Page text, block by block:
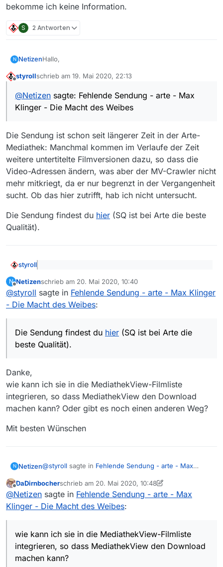
bekomme ich keine Information.
S 2 Antworten
N NetizenHallo,
soweit ich es sehe, habe ich die Checkliste
deshalb möchte ich nun eine fehlende Sendung
melden:
und … danke für die Möglichkeit …
Sendung:Max Klinger - Die Macht des Weibes
Folge: ./.
Link zur Sendung in der Mediathek:
https://www.arte.tv/de/videos/085403-000-A/max-
klinger-die-macht-des-weibes/
Betriebssystem:Win 10
MediathekView-Version:3.5.1
Vielen Dank!
Mit besten Wünschen
styrollschrieb am 19. Mai 2020, 22:13
zuletzt editiert von
@Netizen sagte: Fehlende Sendung - arte - Max
Klinger - Die Macht des Weibes
Die Sendung ist schon seit längerer Zeit in der Arte-
Mediathek: Manchmal kommen im Verlaufe der Zeit
weitere untertitelte Filmversionen dazu, so dass die
Video-Adressen ändern, was aber der MV-Crawler nicht
mehr mitkriegt, da er nur begrenzt in der Vergangenheit
sucht. Ob das hier zutrifft, hab ich nicht untersucht.
Die Sendung findest du hier (SQ ist bei Arte die beste
Qualität).
styroll
Klinger - Die Macht des Weibes
Die Sendung ist schon seit längerer Zeit in der Arte-
Mediathek: Manchmal kommen im Verlaufe der Zeit
weitere untertitelte Filmversionen dazu, so dass die
mehr mitkriegt, da er nur begrenzt in der Vergangenheit
sucht. Ob das hier zutrifft, hab ich nicht untersucht.
Die Sendung findest du
N
Offline
Netizenschrieb am 20. Mai 2020, 10:40
zuletzt editiert von
@styroll sagte in Fehlende Sendung - arte - Max Klinger
- Die Macht des Weibes:
Die Sendung findest du hier (SQ ist bei Arte die
beste Qualität).
Danke,
wie kann ich sie in die MediathekView-Filmliste
integrieren, so dass MediathekView den Download
machen kann? Oder gibt es noch einen anderen Weg?
Mit besten Wünschen
N Netizen@styroll sagte in Fehlende Sendung - arte - Max
Die Sendung findest duhier(SQ ist bei Arte die
beste Qualität).
Danke,
integrieren, so dass MediathekView den Download
machen kann? Oder gibt es noch einen anderen Weg?
Mit besten Wünschen
Offline
DaDirnbocherschrieb am 20. Mai 2020, 10:48
zuletzt editiert von DaDirnbocher
@Netizen sagte in Fehlende Sendung - arte - Max
Klinger - Die Macht des Weibes:
wie kann ich sie in die MediathekView-Filmliste
integrieren, so dass MediathekView den Download
machen kann?